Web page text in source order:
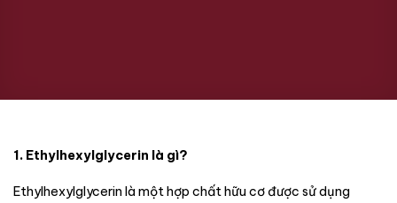
1. Ethylhexylglycerin là gì?
Ethylhexylglycerin là một hợp chất hữu cơ được sử dụng